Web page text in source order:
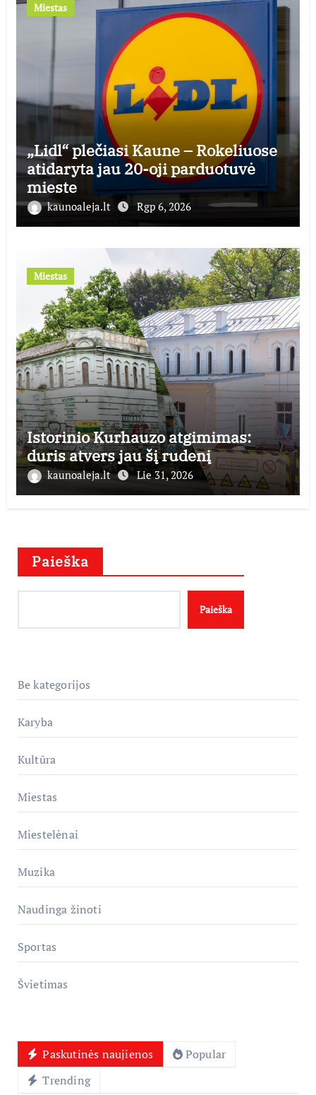
Miestas
„Lidl“ plečiasi Kaune – Rokeliuose
atidaryta jau 20-oji parduotuvė
mieste
kaunoaleja.lt Rgp 6, 2026
Miestas
Istorinio Kurhauzo atgimimas:
duris atvers jau šį rudenį
kaunoaleja.lt Lie 31, 2026
Paieška
Paieška
Be kategorijos
Karyba
Kultūra
Miestas
Miestelėnai
Muzika
Naudinga žinoti
Sportas
Švietimas
Paskutinės naujienos
Popular
Trending